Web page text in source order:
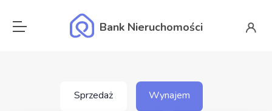
Bank Nieruchomości
Sprzedaż Wynajem